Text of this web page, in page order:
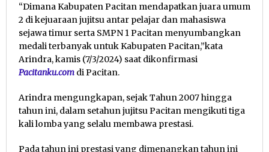
“Dimana Kabupaten Pacitan mendapatkan juara umum
2 di kejuaraan jujitsu antar pelajar dan mahasiswa
sejawa timur serta SMPN 1 Pacitan menyumbangkan
medali terbanyak untuk Kabupaten Pacitan,”kata
Arindra, kamis (7/3/2024) saat dikonfirmasi
Pacitanku.com di Pacitan.
Arindra mengungkapan, sejak Tahun 2007 hingga
tahun ini, dalam setahun jujitsu Pacitan mengikuti tiga
kali lomba yang selalu membawa prestasi.
Pada tahun ini prestasi yang dimenangkan tahun ini